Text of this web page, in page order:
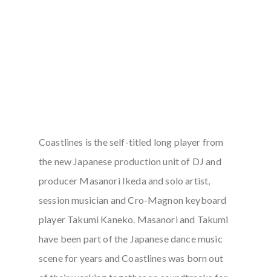
Coastlines is the self-titled long player from
the new Japanese production unit of DJ and
producer Masanori Ikeda and solo artist,
session musician and Cro-Magnon keyboard
player Takumi Kaneko. Masanori and Takumi
have been part of the Japanese dance music
scene for years and Coastlines was born out